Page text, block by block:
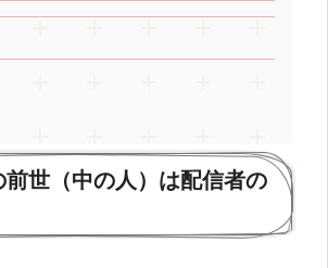
前世（中の人）は配信者の